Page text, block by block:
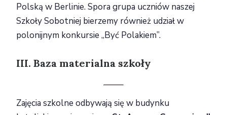
Polską w Berlinie. Spora grupa uczniów naszej
Szkoły Sobotniej bierzemy również udział w
polonijnym konkursie „Być Polakiem”.
III. Baza materialna szkoły
Zajęcia szkolne odbywają się w budynku